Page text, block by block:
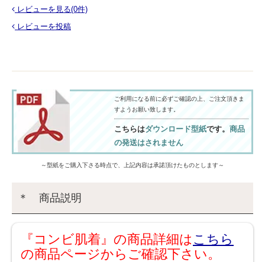
レビューを見る(0件)
レビューを投稿
ご利用になる前に必ずご確認の上、ご注文頂きま
すようお願い致します。
こちらはダウンロード型紙です。 商品
の発送はされません
～型紙をご購入下さる時点で、上記内容は承諾頂けたものとします～
＊ 商品説明
『コンビ肌着』の商品詳細は こちら
の商品ページからご確認下さい。